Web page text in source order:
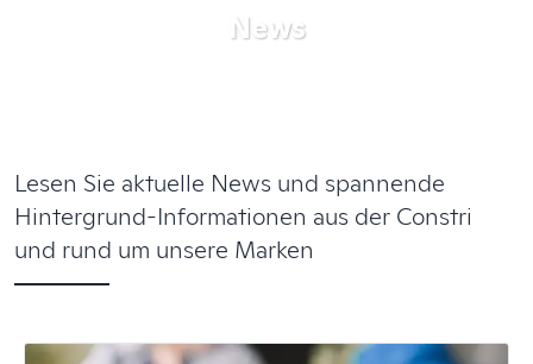
News
Lesen Sie aktuelle News und spannende
Hintergrund-Informationen aus der Constri
und rund um unsere Marken